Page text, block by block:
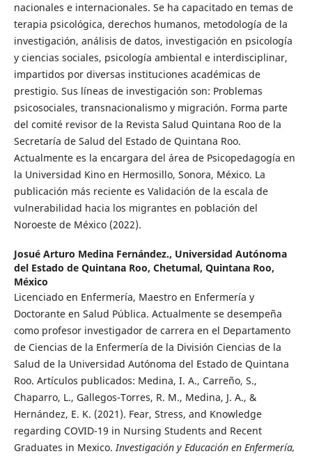
nacionales e internacionales. Se ha capacitado en temas de
terapia psicológica, derechos humanos, metodología de la
investigación, análisis de datos, investigación en psicología
y ciencias sociales, psicología ambiental e interdisciplinar,
impartidos por diversas instituciones académicas de
prestigio. Sus líneas de investigación son: Problemas
psicosociales, transnacionalismo y migración. Forma parte
del comité revisor de la Revista Salud Quintana Roo de la
Secretaría de Salud del Estado de Quintana Roo.
Actualmente es la encargara del área de Psicopedagogía en
la Universidad Kino en Hermosillo, Sonora, México. La
publicación más reciente es Validación de la escala de
vulnerabilidad hacia los migrantes en población del
Noroeste de México (2022).
Josué Arturo Medina Fernández., Universidad Autónoma
del Estado de Quintana Roo, Chetumal, Quintana Roo,
México
Licenciado en Enfermería, Maestro en Enfermería y
Doctorante en Salud Pública. Actualmente se desempeña
como profesor investigador de carrera en el Departamento
de Ciencias de la Enfermería de la División Ciencias de la
Salud de la Universidad Autónoma del Estado de Quintana
Roo. Artículos publicados: Medina, I. A., Carreño, S.,
Chaparro, L., Gallegos-Torres, R. M., Medina, J. A., &
Hernández, E. K. (2021). Fear, Stress, and Knowledge
regarding COVID-19 in Nursing Students and Recent
Graduates in Mexico.Investigación y Educación en Enfermería,